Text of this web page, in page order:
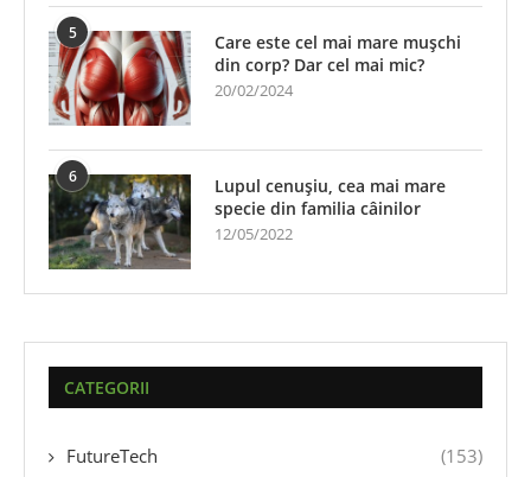
5
Care este cel mai mare mușchi
din corp? Dar cel mai mic?
20/02/2024
6
Lupul cenușiu, cea mai mare
specie din familia câinilor
12/05/2022
CATEGORII
FutureTech (153)